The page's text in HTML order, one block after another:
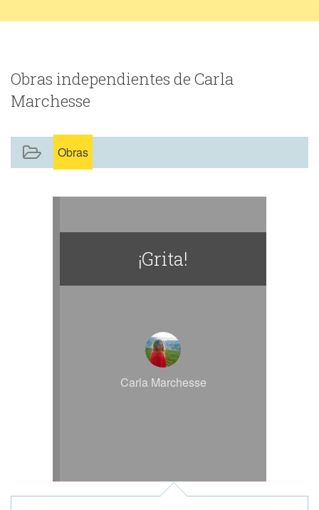
Obras independientes de Carla
Marchesse
Obras
¡Grita!
Carla Marchesse